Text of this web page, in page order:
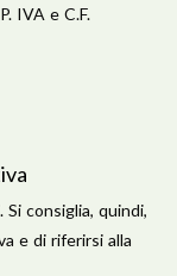
IVA e C.F.
consiglia, quindi,
e di riferirsi alla